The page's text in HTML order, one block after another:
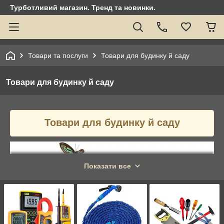
Турботливий магазин. Тренд та новинки.
Товари та послуги Товари для будинку й саду
Товари для будинку й саду
Товари для будинку й саду
Показати все